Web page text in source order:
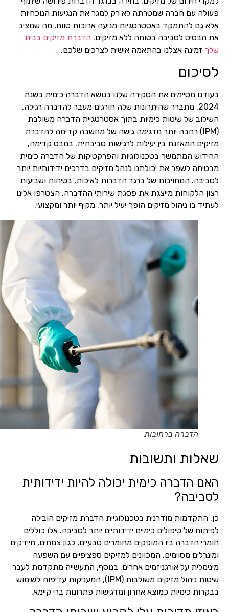
פעולה עם חברה שמטרתה לא רק למגר את הנגיעות הנוכחיות
אלא גם להתמקד באסטרטגיות מניעה ארוכות טווח, מה שמציב
את הבסיס לסביבה בטוחה ללא מזיקים. הדברת מזיקים בבית
שלך זמינה אצלנו בהתאמה אישית לצרכים שלכם.
לסיכום
בעודנו מסיימים את הסקירה שלנו בנושא הדברה כימית בשנת
2024, מתברר שהיתרונות שלה חורגים מעבר להדברה רגילה.
השילוב של שיטות כימיות בתוך אסטרטגיית הדברה משולבת
(IPM) רחבה יותר מדגימה גישה של מחשבה קדימה להדברת
מזיקים המאזנת בין יעילות לרגישות סביבתית. במבט קדימה,
החידוש המתמשך בטכנולוגיות והפרקטיקות של הדברה כימית
מבטיחה לשפר את יכולתנו לנהל מזיקים בדרכים ידידותיות יותר
לסביבה. המחויבות של ברגר הדברות לאיכות, בטיחות ושביעות
רצון הלקוחות מייצגת את פסגת שירותי ההדברה. הצטרפו אלינו
לעתיד בו ניהול מזיקים הופך יעיל יותר, מקיף יותר ומקצועי.
הדברה ברחובות
שאלות ותשובות
האם הדברה כימית יכולה להיות ידידותית
לסביבה?
כן, התקדמות מודרנית בטכנולוגיית הדברת מזיקים הובילה
לפיתוח של טיפולים כימיים ידידותיים יותר לסביבה. אלו כוללים
חומרי הדברה ביו המופקים מחומרים טבעיים, כגון צמחים, חיידקים
ומינרלים מסוימים, המכוונים למזיקים ספציפיים עם השפעה
מינימלית על אורגניזמים אחרים. בנוסף, התעשייה מתקדמת לעבר
שיטות ניהול מזיקים משולבות (IPM), המעניקות עדיפות לשימוש
בבקרות כימיות כמוצא אחרון ומדגישות פתרונות ברי קיימא.